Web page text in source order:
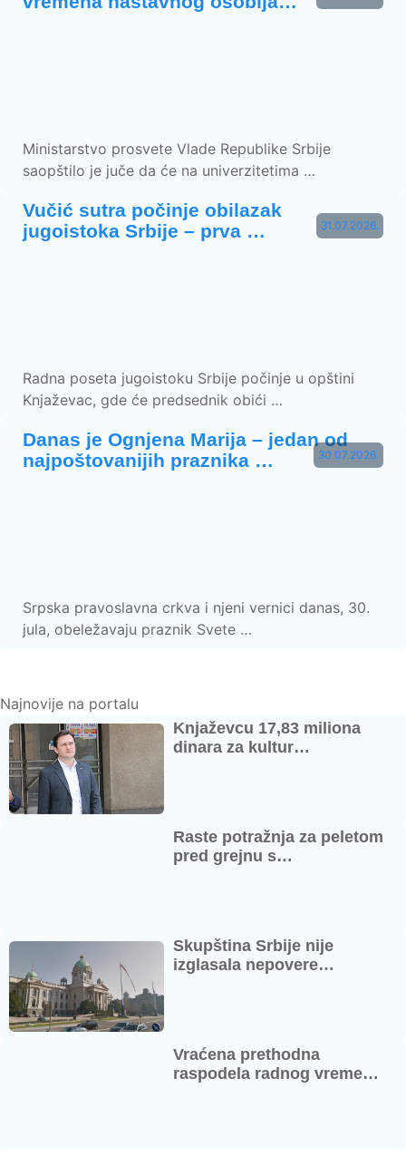
Ministarstvo prosvete Vlade Republike Srbije
saopštilo je juče da će na univerzitetima …
31.07.2026.
Vučić sutra počinje obilazak
jugoistoka Srbije – prva …
Radna poseta jugoistoku Srbije počinje u opštini
Knjaževac, gde će predsednik obići …
30.07.2026.
Danas je Ognjena Marija – jedan od
najpoštovanijih praznika …
Srpska pravoslavna crkva i njeni vernici danas, 30.
jula, obeležavaju praznik Svete …
Najnovije na portalu
Knjaževcu 17,83 miliona
dinara za kultur…
Raste potražnja za peletom
pred grejnu s…
Skupština Srbije nije
izglasala nepovere…
Vraćena prethodna
raspodela radnog vreme…